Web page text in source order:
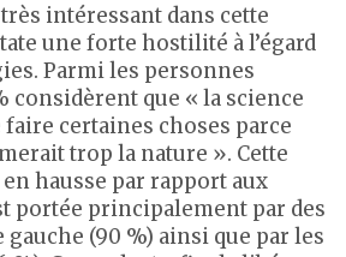
intéressant dans cette
une forte hostilité à l’égard
Parmi les personnes
considèrent que « la science
faire certaines choses parce
trop la nature ». Cette
hausse par rapport aux
portée principalement par des
(90 %) ainsi que par les